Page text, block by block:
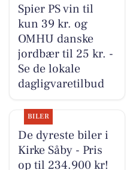
Spier PS vin til
kun 39 kr. og
OMHU danske
jordbær til 25 kr. -
Se de lokale
dagligvaretilbud
BILER
De dyreste biler i
Kirke Såby - Pris
op til 234.900 kr!